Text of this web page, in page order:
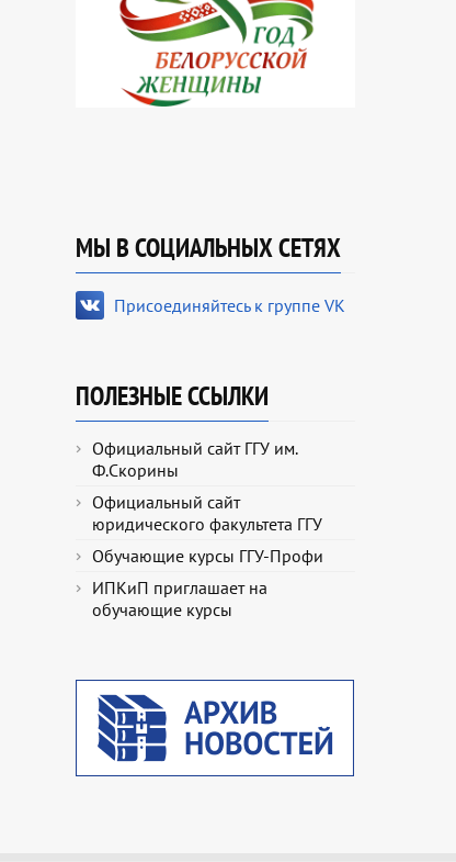
МЫ В СОЦИАЛЬНЫХ СЕТЯХ
Присоединяйтесь к группе VK
ПОЛЕЗНЫЕ ССЫЛКИ
Официальный сайт ГГУ им.
Ф.Скорины
Официальный сайт
юридического факультета ГГУ
Обучающие курсы ГГУ-Профи
ИПКиП приглашает на
обучающие курсы